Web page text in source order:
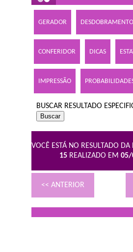
GERADOR
CONFERIDOR DICAS
IMPRESSÃO
BUSCAR RESULTADO
VOCÊ ESTÁ NO RESULTADO DA
15 REALIZADO EM 05/
<< ANTERIOR